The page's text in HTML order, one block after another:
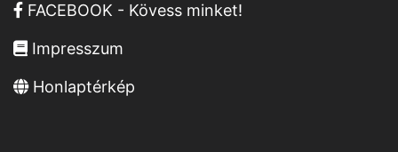
FACEBOOK - Kövess minket!
Impresszum
Honlaptérkép